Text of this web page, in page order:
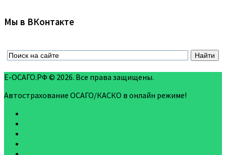
Мы в ВКонтакте
Е-ОСАГО.РФ © 2026. Все права защищены.
Автострахование ОСАГО/КАСКО в онлайн режиме!